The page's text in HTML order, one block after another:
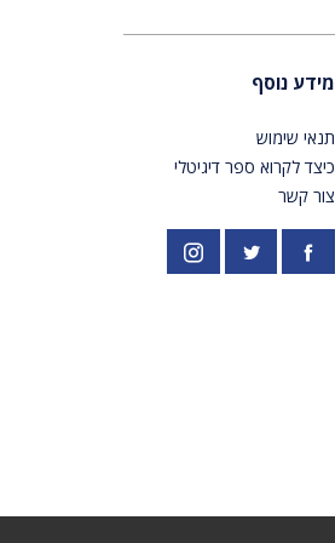
מידע נוסף
תנאי שימוש
כיצד לקרוא ספר דיגיטלי
צור קשר
פייסבוק PardesPublish
אינסטגרם